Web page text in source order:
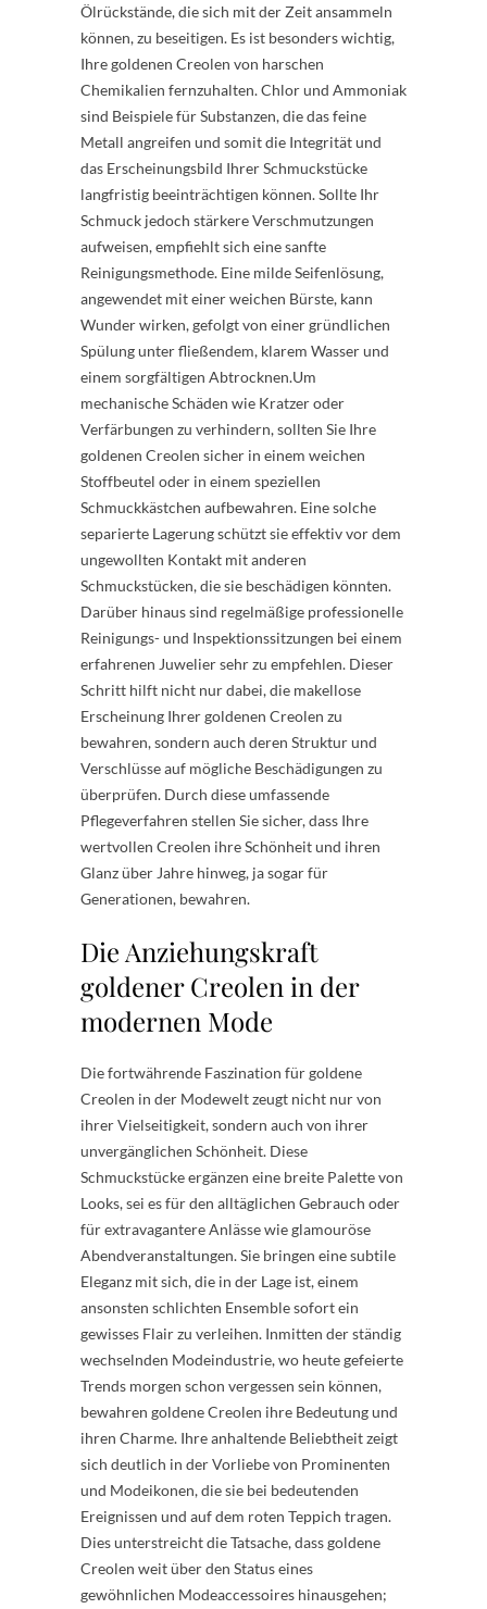
Ölrückstände, die sich mit der Zeit ansammeln
können, zu beseitigen. Es ist besonders wichtig,
Ihre goldenen Creolen von harschen
Chemikalien fernzuhalten. Chlor und Ammoniak
sind Beispiele für Substanzen, die das feine
Metall angreifen und somit die Integrität und
das Erscheinungsbild Ihrer Schmuckstücke
langfristig beeinträchtigen können. Sollte Ihr
Schmuck jedoch stärkere Verschmutzungen
aufweisen, empfiehlt sich eine sanfte
Reinigungsmethode. Eine milde Seifenlösung,
angewendet mit einer weichen Bürste, kann
Wunder wirken, gefolgt von einer gründlichen
Spülung unter fließendem, klarem Wasser und
einem sorgfältigen Abtrocknen.Um
mechanische Schäden wie Kratzer oder
Verfärbungen zu verhindern, sollten Sie Ihre
goldenen Creolen sicher in einem weichen
Stoffbeutel oder in einem speziellen
Schmuckkästchen aufbewahren. Eine solche
separierte Lagerung schützt sie effektiv vor dem
ungewollten Kontakt mit anderen
Schmuckstücken, die sie beschädigen könnten.
Darüber hinaus sind regelmäßige professionelle
Reinigungs- und Inspektionssitzungen bei einem
erfahrenen Juwelier sehr zu empfehlen. Dieser
Schritt hilft nicht nur dabei, die makellose
Erscheinung Ihrer goldenen Creolen zu
bewahren, sondern auch deren Struktur und
Verschlüsse auf mögliche Beschädigungen zu
überprüfen. Durch diese umfassende
Pflegeverfahren stellen Sie sicher, dass Ihre
wertvollen Creolen ihre Schönheit und ihren
Glanz über Jahre hinweg, ja sogar für
Generationen, bewahren.
Die Anziehungskraft
goldener Creolen in der
modernen Mode
Die fortwährende Faszination für goldene
Creolen in der Modewelt zeugt nicht nur von
ihrer Vielseitigkeit, sondern auch von ihrer
unvergänglichen Schönheit. Diese
Schmuckstücke ergänzen eine breite Palette von
Looks, sei es für den alltäglichen Gebrauch oder
für extravagantere Anlässe wie glamouröse
Abendveranstaltungen. Sie bringen eine subtile
Eleganz mit sich, die in der Lage ist, einem
ansonsten schlichten Ensemble sofort ein
gewisses Flair zu verleihen. Inmitten der ständig
wechselnden Modeindustrie, wo heute gefeierte
Trends morgen schon vergessen sein können,
bewahren goldene Creolen ihre Bedeutung und
ihren Charme. Ihre anhaltende Beliebtheit zeigt
sich deutlich in der Vorliebe von Prominenten
und Modeikonen, die sie bei bedeutenden
Ereignissen und auf dem roten Teppich tragen.
Dies unterstreicht die Tatsache, dass goldene
Creolen weit über den Status eines
gewöhnlichen Modeaccessoires hinausgehen;